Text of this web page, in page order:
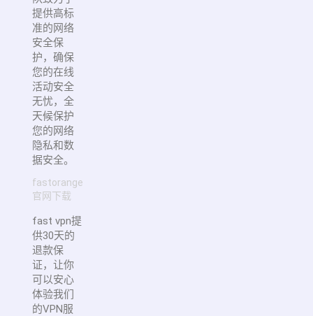
提供高标
准的网络
安全保
护，确保
您的在线
活动安全
无忧，全
天候保护
您的网络
隐私和数
据安全。
fastorange
官网下载
fast vpn提
供30天的
退款保
证，让你
可以安心
体验我们
的VPN服